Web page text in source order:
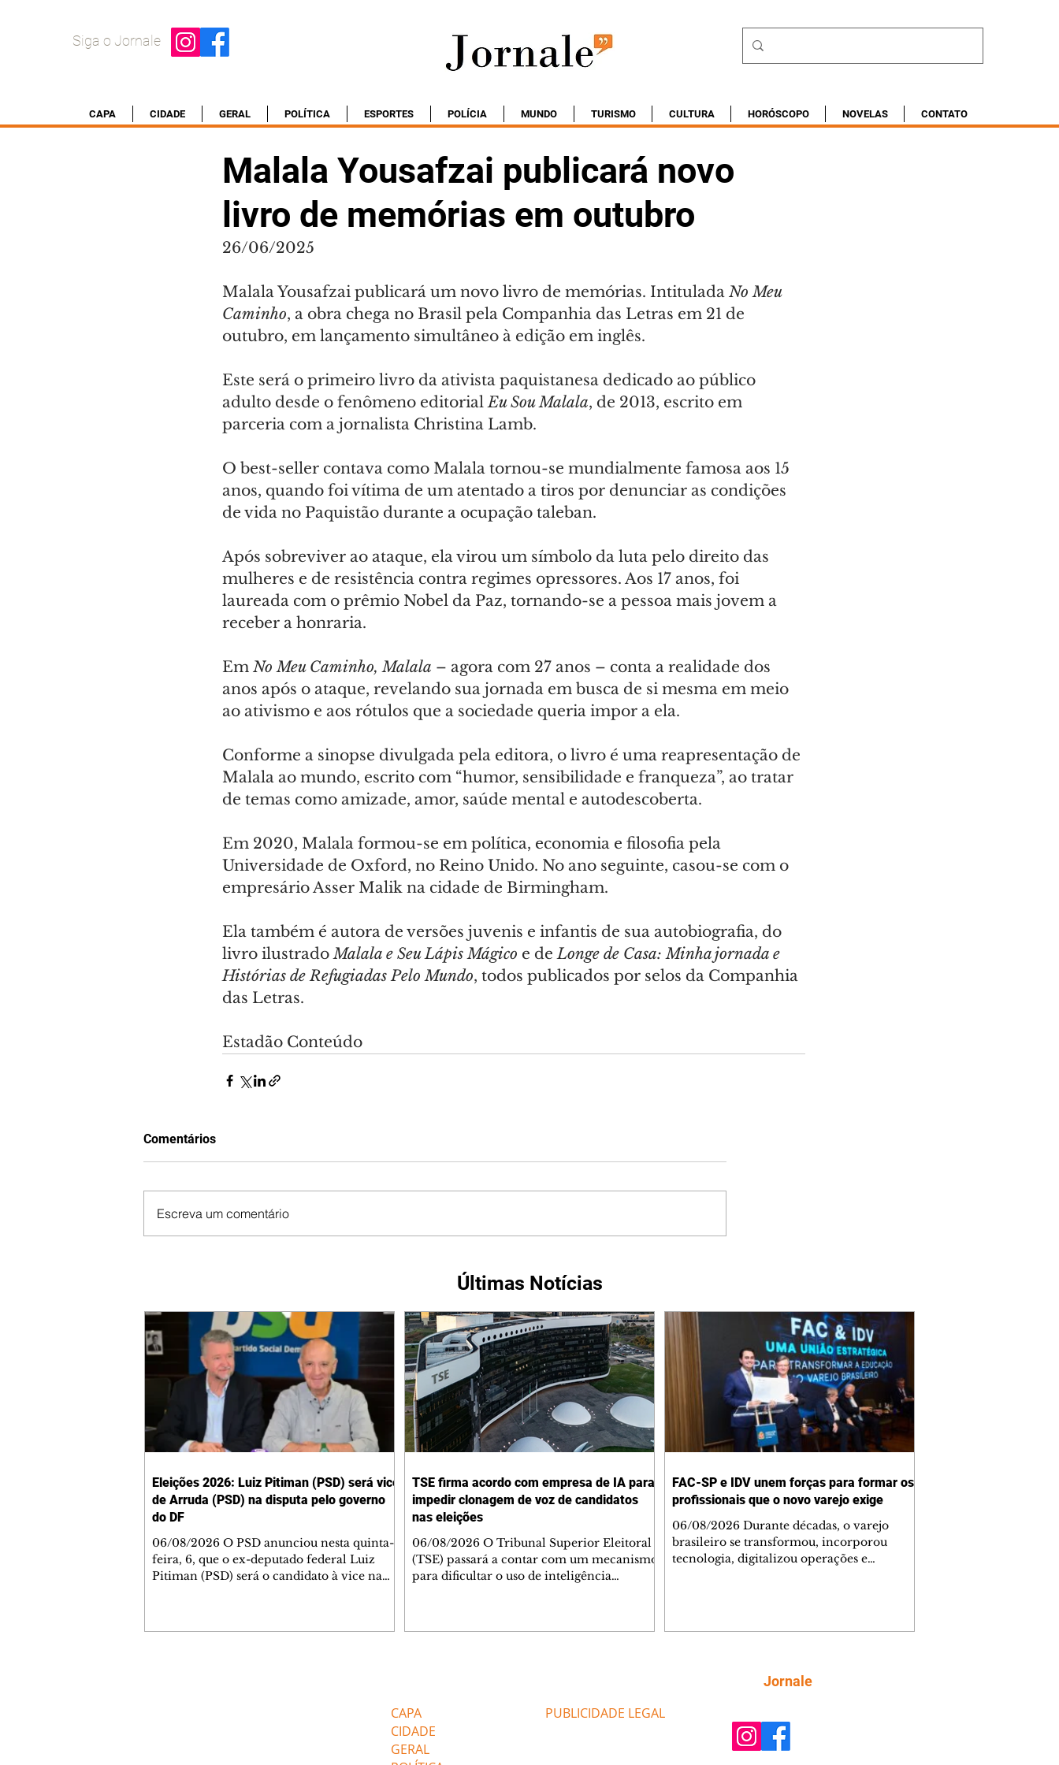
Siga o Jornale
CAPA CIDADE GERAL POLÍTICA ESPORTES POLÍCIA MUNDO TURISMO CULTURA HORÓSCOPO NOVELAS CONTATO
Malala Yousafzai publicará novo
livro de memórias em outubro
26/06/2025
Malala Yousafzai publicará um novo livro de memórias. Intitulada No Meu
Caminho, a obra chega no Brasil pela Companhia das Letras em 21 de
outubro, em lançamento simultâneo à edição em inglês.
Este será o primeiro livro da ativista paquistanesa dedicado ao público
adulto desde o fenômeno editorial Eu Sou Malala, de 2013, escrito em
parceria com a jornalista Christina Lamb.
O best-seller contava como Malala tornou-se mundialmente famosa aos 15
anos, quando foi vítima de um atentado a tiros por denunciar as condições
de vida no Paquistão durante a ocupação taleban.
Após sobreviver ao ataque, ela virou um símbolo da luta pelo direito das
mulheres e de resistência contra regimes opressores. Aos 17 anos, foi
laureada com o prêmio Nobel da Paz, tornando-se a pessoa mais jovem a
receber a honraria.
Em No Meu Caminho, Malala – agora com 27 anos – conta a realidade dos
anos após o ataque, revelando sua jornada em busca de si mesma em meio
ao ativismo e aos rótulos que a sociedade queria impor a ela.
Conforme a sinopse divulgada pela editora, o livro é uma reapresentação de
Malala ao mundo, escrito com “humor, sensibilidade e franqueza”, ao tratar
de temas como amizade, amor, saúde mental e autodescoberta.
Em 2020, Malala formou-se em política, economia e filosofia pela
Universidade de Oxford, no Reino Unido. No ano seguinte, casou-se com o
empresário Asser Malik na cidade de Birmingham.
Ela também é autora de versões juvenis e infantis de sua autobiografia, do
livro ilustrado Malala e Seu Lápis Mágico e de Longe de Casa: Minha jornada e
Histórias de Refugiadas Pelo Mundo, todos publicados por selos da Companhia
das Letras.
Estadão Conteúdo
Comentários
Escreva um comentário
Últimas Notícias
Eleições 2026: Luiz Pitiman (PSD) será vice
de Arruda (PSD) na disputa pelo governo
do DF
06/08/2026 O PSD anunciou nesta quinta-
feira, 6, que o ex-deputado federal Luiz
Pitiman (PSD) será o candidato à vice na
TSE firma acordo com empresa de IA para
impedir clonagem de voz de candidatos
nas eleições
06/08/2026 O Tribunal Superior Eleitoral
(TSE) passará a contar com um mecanismo
para dificultar o uso de inteligência
considerados sensíveis para o processo
eleitoral.O entendimento foi ofici
FAC-SP e IDV unem forças para formar os
profissionais que o novo varejo exige
06/08/2026 Durante décadas, o varejo
brasileiro se transformou, incorporou
tecnologia, digitalizou operações e
SP) e o Instituto para Desenvolvimento do
Varejo (IDV) firmaram uma parceria
colaboradores a
CAPA
CIDADE
GERAL
PUBLICIDADE LEGAL
Jornale